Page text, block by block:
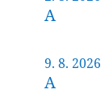
A
9. 8. 2026
A